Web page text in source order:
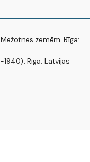
zemēm. Rīga:
Rīga: Latvijas